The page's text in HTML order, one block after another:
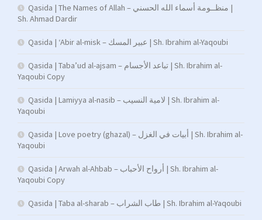
Qasida | The Names of Allah – منظــومة أسماء الله الحسني |
Sh. Ahmad Dardir
Qasida | ‘Abir al-misk – عبير المسك | Sh. Ibrahim al-Yaqoubi
Qasida | Taba’ud al-ajsam – تباعد الأجسام | Sh. Ibrahim al-
Yaqoubi Copy
Qasida | Lamiyya al-nasib – لامية النسيب | Sh. Ibrahim al-
Yaqoubi
Qasida | Love poetry (ghazal) – أبيات في الغزل | Sh. Ibrahim al-
Yaqoubi
Qasida | Arwah al-Ahbab – أرواح الأحباب | Sh. Ibrahim al-
Yaqoubi Copy
Qasida | Taba al-sharab – طاب الشراب | Sh. Ibrahim al-Yaqoubi